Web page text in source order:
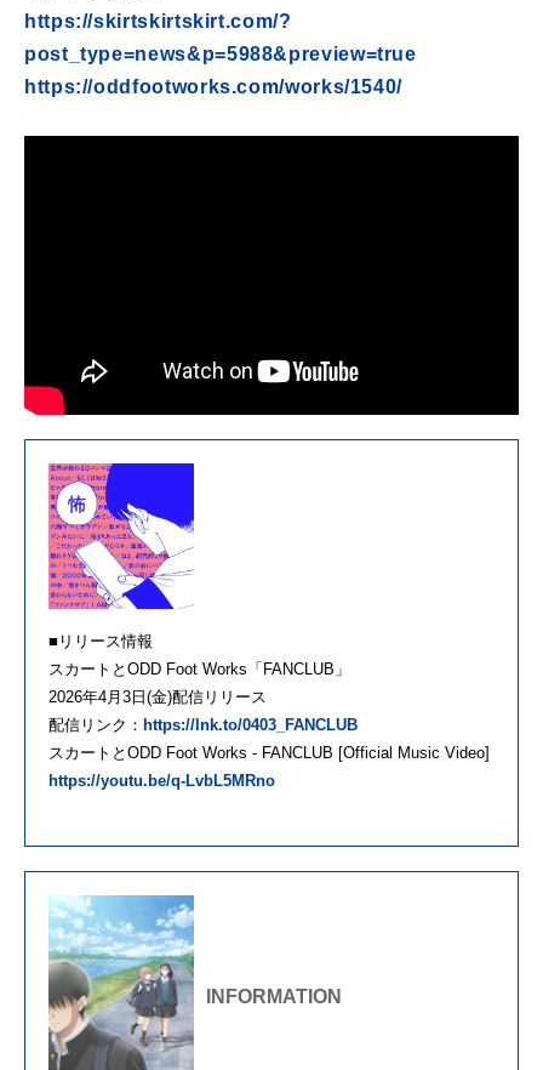
https://skirtskirtskirt.com/?
post_type=news&p=5988&preview=true
https://oddfootworks.com/works/1540/
■リリース情報
スカートとODD Foot Works「FANCLUB」
2026年4月3日(金)配信リリース
配信リンク： https://lnk.to/0403_FANCLUB
スカートとODD Foot Works - FANCLUB [Official Music Video]
https://youtu.be/q-LvbL5MRno
INFORMATION